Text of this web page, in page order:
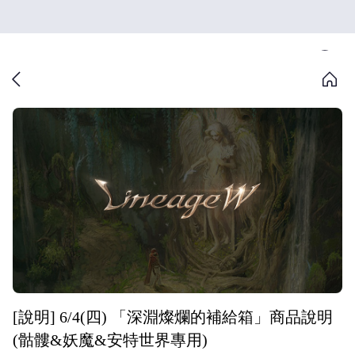
[說明] 6/4(四) 「深淵燦爛的補給箱」商品說明
(骷髏&妖魔&安特世界專用)